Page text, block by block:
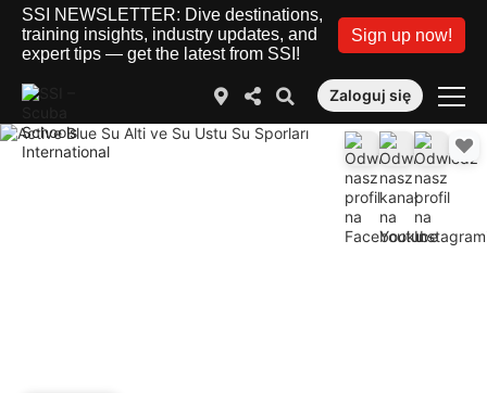
SSI NEWSLETTER: Dive destinations,
training insights, industry updates, and
expert tips — get the latest from SSI!
Sign up now!
Zaloguj się